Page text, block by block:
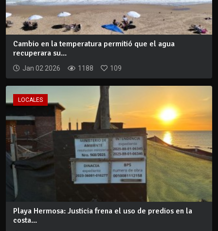
Cambio en la temperatura permitió que el agua
recuperara su...
Jan 02 2026 1188 109
LOCALES
Playa Hermosa: Justicia frena el uso de predios en la
costa...